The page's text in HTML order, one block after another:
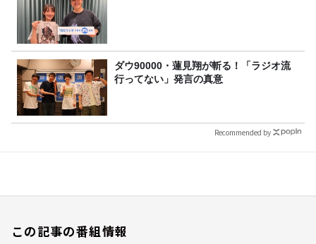
ダウ90000・蓮見翔が斬る！「ラジオ流
行ってない」発言の真意
Recommended by
この記事の番組情報